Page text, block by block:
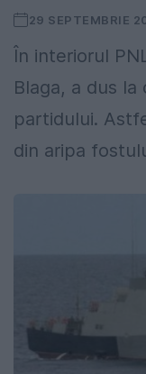
29 SEPTEMBRIE
În interiorul
Blaga, a dus
partidului.
din aripa